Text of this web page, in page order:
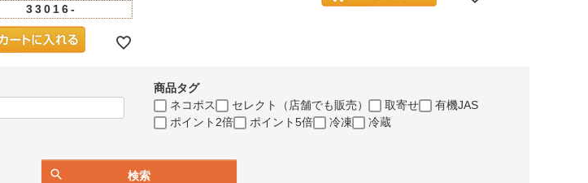
33016-
商品タグ
ネコポス
セレクト（店舗でも販売） 取寄せ
有機JAS
ポイント2倍
ポイント5倍 冷凍 冷蔵
検索